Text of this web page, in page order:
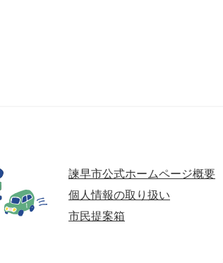
諫早市公式ホームページ概要
個人情報の取り扱い
市民提案箱